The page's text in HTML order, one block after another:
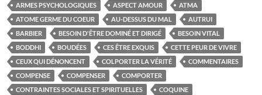
ARMES PSYCHOLOGIQUES
ASPECT AMOUR
ATMA
ATOME GERME DU COEUR
AU-DESSUS DU MAL
AUTRUI
BARBIER
BESOIN D'ÊTRE DOMINÉ ET DIRIGÉ
BESOIN VITAL
BODDHI
BOUDÉES CES ÊTRE EXQUIS
CETTE PEUR DE VIVRE
CEUX QUI DÉNONCENT
COLPORTER LA VÉRITÉ
COMMENTAIRES
COMPENSE
COMPENSER
COMPORTER
CONTRAINTES SOCIALES ET SPIRITUELLES
COQUINE